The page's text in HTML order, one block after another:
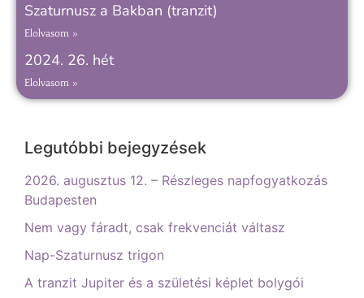
Szaturnusz a Bakban (tranzit)
Elolvasom »
2024. 26. hét
Elolvasom »
Legutóbbi bejegyzések
2026. augusztus 12. – Részleges napfogyatkozás
Budapesten
Nem vagy fáradt, csak frekvenciát váltasz
Nap-Szaturnusz trigon
A tranzit Jupiter és a születési képlet bolygói